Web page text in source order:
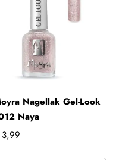
Nagellak Gel-Look
Naya